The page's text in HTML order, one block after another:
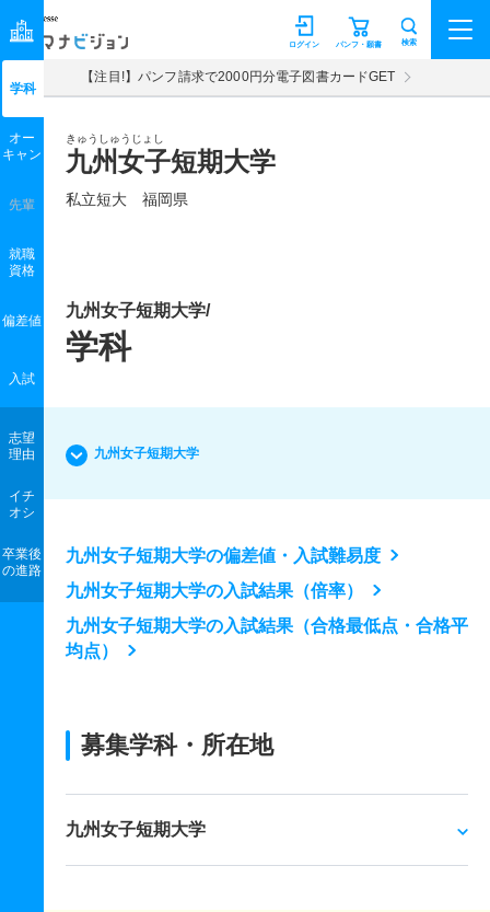
マナビジョン パンフ・願書
ログイン 検索
【注目!】パンフ請求で2000円分電子図書カードGET
きゅうしゅうじょし
九州女子短期大学
私立短大 福岡県
学科
オー
キャン
先輩
就職
資格
偏差値
入試
志望
理由
イチ
オシ
卒業後
の進路
九州女子短期大学/
学科
九州女子短期大学
九州女子短期大学の偏差値・入試難易度
九州女子短期大学の入試結果（倍率）
九州女子短期大学の入試結果（合格最低点・合格平
均点）
募集学科・所在地
九州女子短期大学